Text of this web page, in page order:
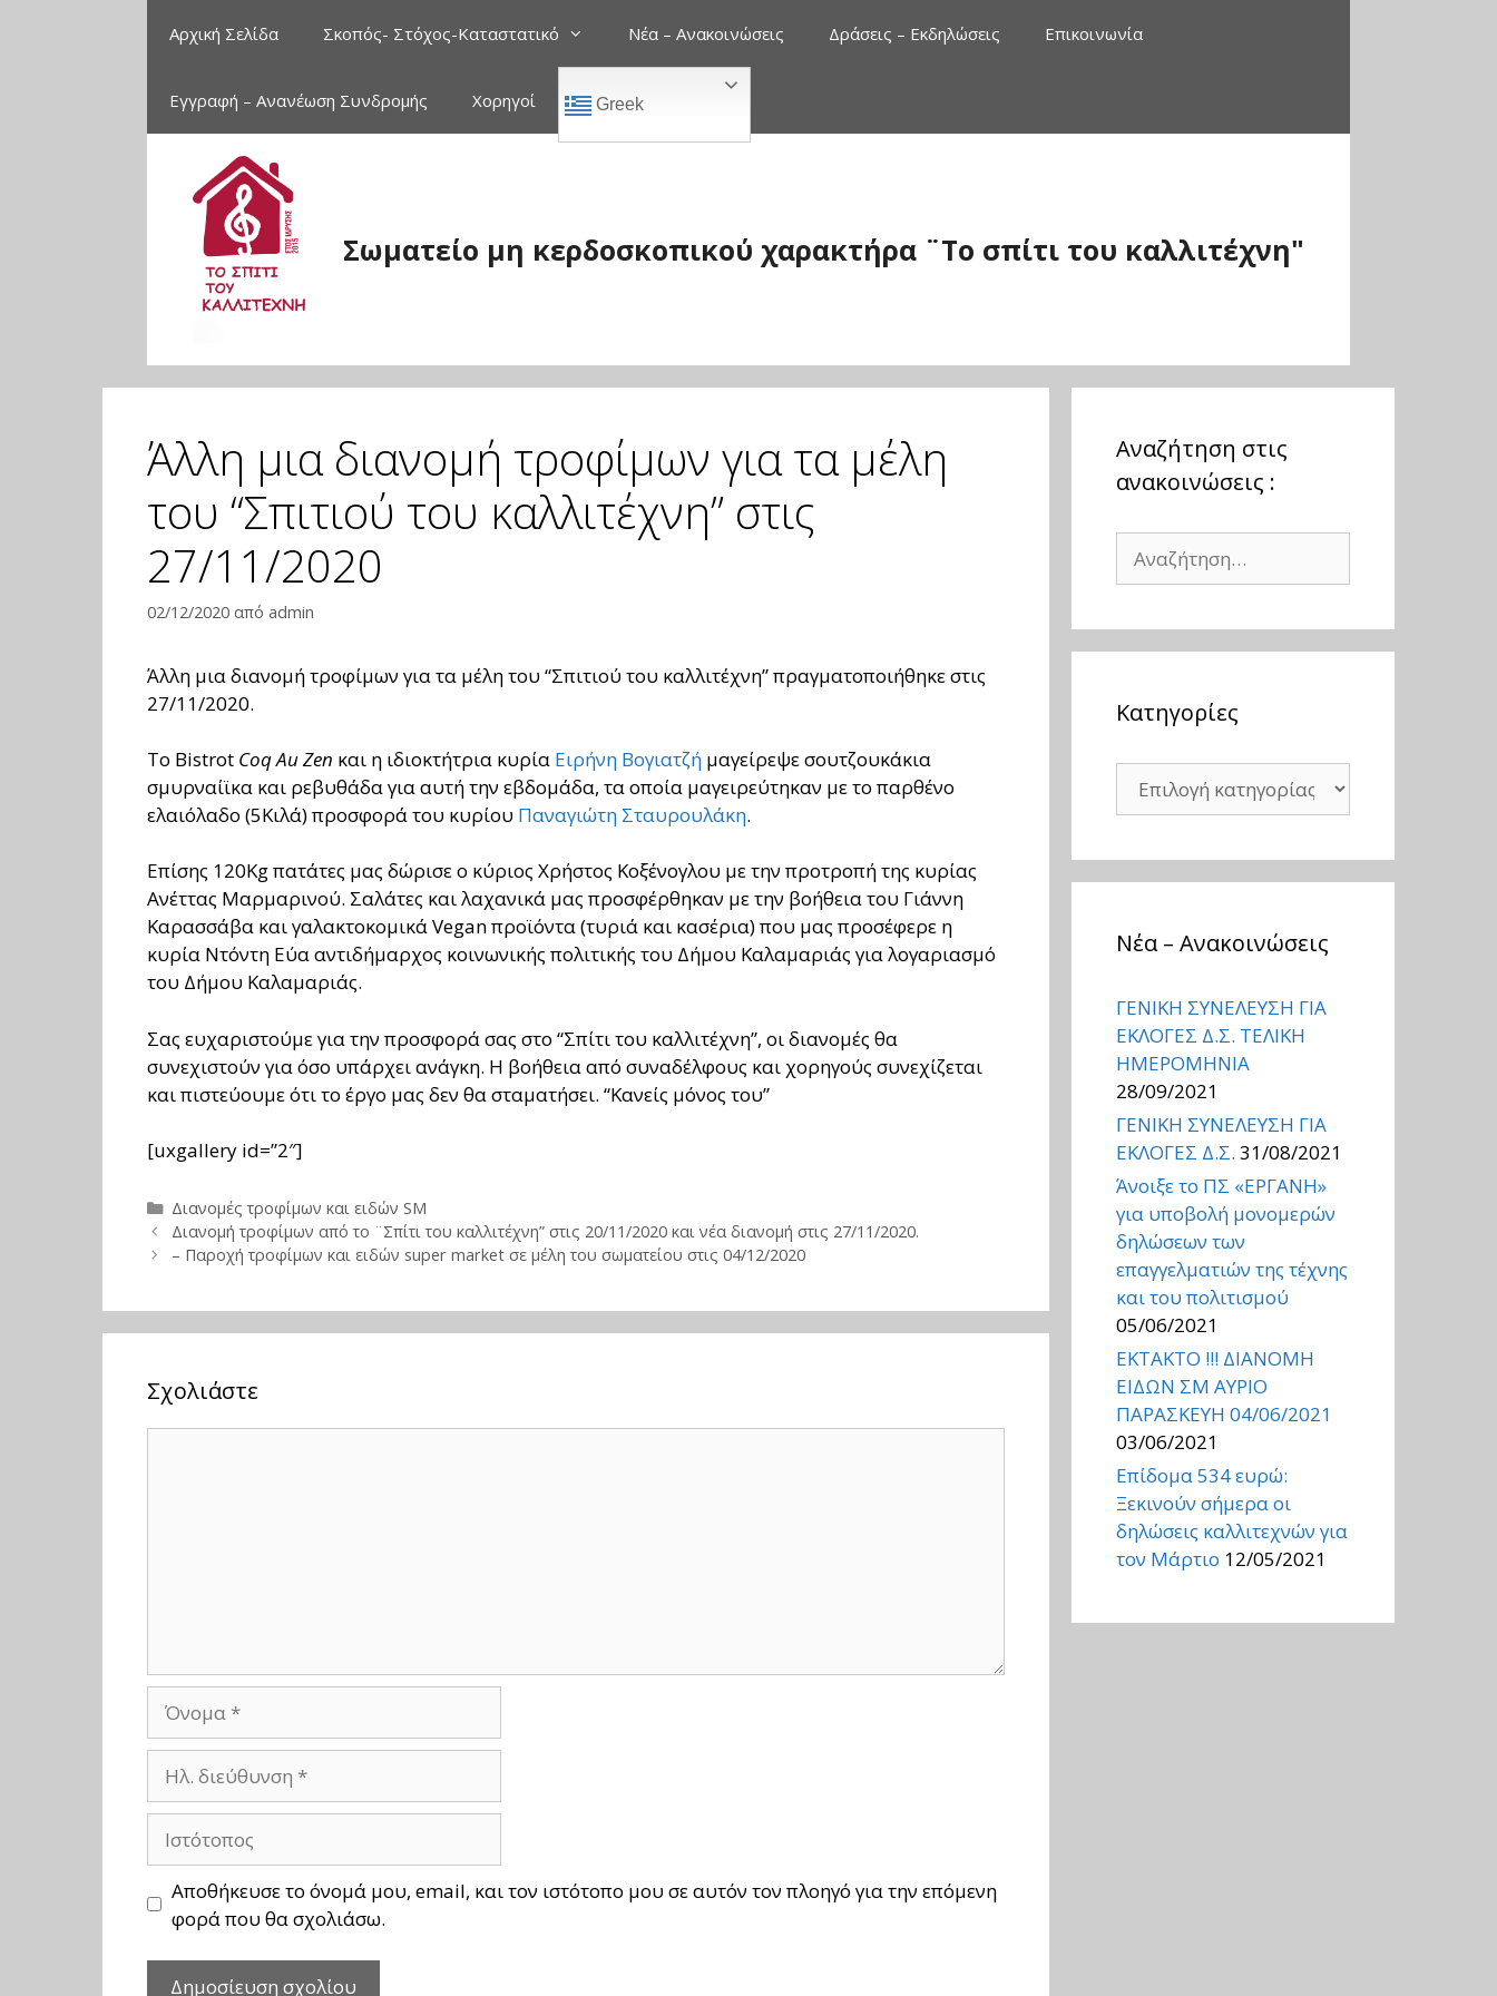
Αρχική Σελίδα Σκοπός- Στόχος-Καταστατικό Νέα – Ανακοινώσεις Δράσεις – Εκδηλώσεις Επικοινωνία
Εγγραφή – Ανανέωση Συνδρομής Χορηγοί Greek
Σωματείο μη κερδοσκοπικού χαρακτήρα ¨Το σπίτι του καλλιτέχνη"
Άλλη μια διανομή τροφίμων για τα μέλη
του “Σπιτιού του καλλιτέχνη” στις
27/11/2020
02/12/2020 από admin
Άλλη μια διανομή τροφίμων για τα μέλη του “Σπιτιού του καλλιτέχνη” πραγματοποιήθηκε στις
27/11/2020.
Tο Bistrot Coq Au Zen και η ιδιοκτήτρια κυρία Ειρήνη Βογιατζή μαγείρεψε σουτζουκάκια
σμυρναίϊκα και ρεβυθάδα για αυτή την εβδομάδα, τα οποία μαγειρεύτηκαν με το παρθένο
ελαιόλαδο (5Κιλά) προσφορά του κυρίου Παναγιώτη Σταυρουλάκη.
Επίσης 120Kg πατάτες μας δώρισε ο κύριος Χρήστος Κοξένογλου με την προτροπή της κυρίας
Ανέττας Μαρμαρινού. Σαλάτες και λαχανικά μας προσφέρθηκαν με την βοήθεια του Γιάννη
Καρασσάβα και γαλακτοκομικά Vegan προϊόντα (τυριά και κασέρια) που μας προσέφερε η
κυρία Ντόντη Εύα αντιδήμαρχος κοινωνικής πολιτικής του Δήμου Καλαμαριάς για λογαριασμό
του Δήμου Καλαμαριάς.
Σας ευχαριστούμε για την προσφορά σας στο “Σπίτι του καλλιτέχνη”, οι διανομές θα
συνεχιστούν για όσο υπάρχει ανάγκη. Η βοήθεια από συναδέλφους και χορηγούς συνεχίζεται
και πιστεύουμε ότι το έργο μας δεν θα σταματήσει. “Κανείς μόνος του”
[uxgallery id=”2″]
Κατηγορίες
Διανομές τροφίμων και ειδών SM
Διανομή τροφίμων από το ¨Σπίτι του καλλιτέχνη” στις 20/11/2020 και νέα διανομή στις 27/11/2020.
– Παροχή τροφίμων και ειδών super market σε μέλη του σωματείου στις 04/12/2020
Σχολιάστε
Όνομα
διεύθυνση
Ιστότοπος
Αποθήκευσε το όνομά μου, email, και τον ιστότοπο μου σε αυτόν τον πλοηγό για την επόμενη
φορά που θα σχολιάσω.
Αναζήτηση στις
ανακοινώσεις :
Αναζήτηση
για:
Kατηγορίες
Kατηγορίες
Νέα – Ανακοινώσεις
ΓΕΝΙΚΗ ΣΥΝΕΛΕΥΣΗ ΓΙΑ
ΕΚΛΟΓΕΣ Δ.Σ. ΤΕΛΙΚΗ
ΗΜΕΡΟΜΗΝΙΑ
28/09/2021
ΓΕΝΙΚΗ ΣΥΝΕΛΕΥΣΗ ΓΙΑ
ΕΚΛΟΓΕΣ Δ.Σ. 31/08/2021
Άνοιξε το ΠΣ «ΕΡΓΑΝΗ»
για υποβολή μονομερών
δηλώσεων των
επαγγελματιών της τέχνης
και του πολιτισμού
05/06/2021
ΕΚΤΑΚΤΟ !!! ΔΙΑΝΟΜΗ
ΕΙΔΩΝ ΣΜ ΑΥΡΙΟ
ΠΑΡΑΣΚΕΥΗ 04/06/2021
03/06/2021
Επίδομα 534 ευρώ:
Ξεκινούν σήμερα οι
δηλώσεις καλλιτεχνών για
τον Μάρτιο 12/05/2021